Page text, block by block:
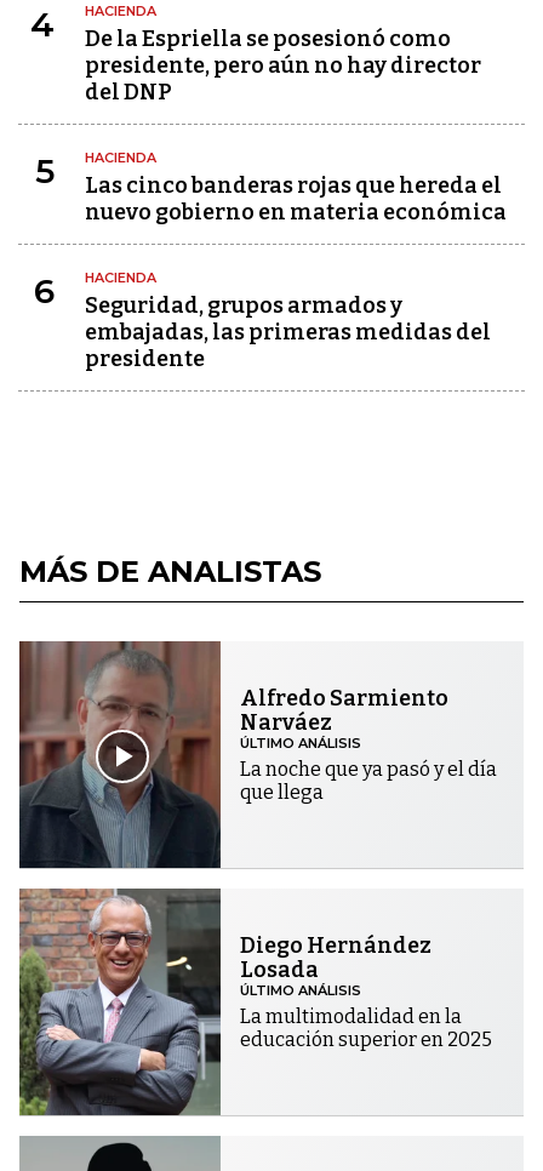
4 HACIENDA
De la Espriella se posesionó como
presidente, pero aún no hay director
del DNP
5 HACIENDA
Las cinco banderas rojas que hereda el
nuevo gobierno en materia económica
6 HACIENDA
Seguridad, grupos armados y
embajadas, las primeras medidas del
presidente
MÁS DE ANALISTAS
Alfredo Sarmiento
Narváez
ÚLTIMO ANÁLISIS
La noche que ya pasó y el día
que llega
Diego Hernández
Losada
ÚLTIMO ANÁLISIS
La multimodalidad en la
educación superior en 2025